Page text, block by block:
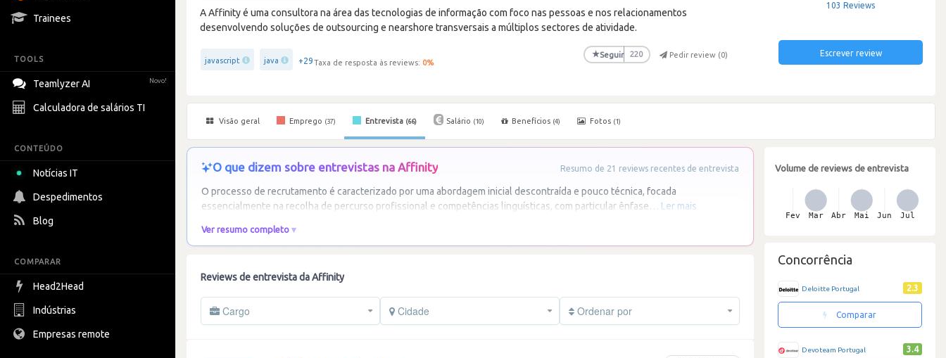
Trainees
TOOLS
Teamlyzer AI Novo!
Calculadora de salários TI
CONTEÚDO
Notícias IT
Despedimentos
Blog
COMPARAR
Head2Head
Indústrias
Empresas remote
A Affinity é uma consultora na área das tecnologias de informação com foco nas pessoas e nos relacionamentos
desenvolvendo soluções de outsourcing e nearshore transversais a múltiplos sectores de atividade.
javascript java +29Taxa de resposta às reviews: 0%
★Seguir 220 Pedir review (0)
103 Reviews
Escrever review
Visão geral Emprego (37) Entrevista (66) Salário (10) Benefícios (4) Fotos (1)
O que dizem sobre entrevistas na Affinity Resumo de 21 reviews recentes de entrevista
O processo de recrutamento é caracterizado por uma abordagem inicial descontraída e pouco técnica, focada
essencialmente na recolha de percurso profissional e competências linguísticas, com particular ênfase… Ler mais
Ver resumo completo
Reviews de entrevista da Affinity
Cargo Cidade Ordenar por
Volume de reviews de entrevista
Concorrência
Deloitte Portugal 2.3
Comparar
Devoteam Portugal 3.4